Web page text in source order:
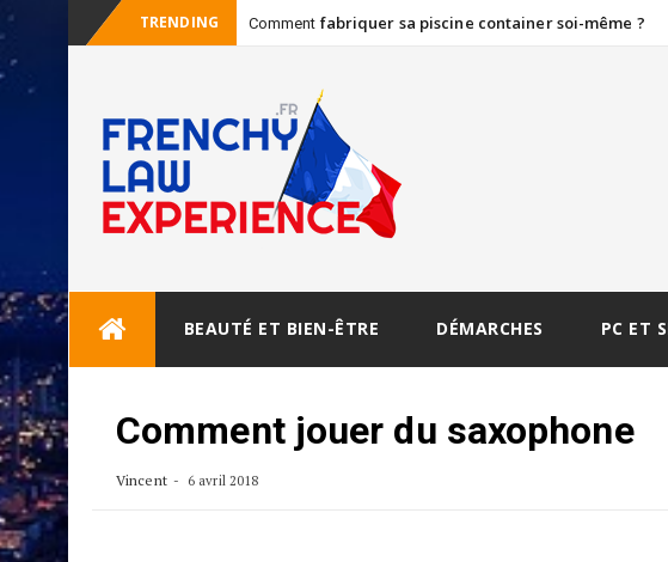
TRENDING Comment fabriquer sa piscine container soi-même ?
BEAUTÉ ET BIEN-ÊTRE DÉMARCHES PC ET
Comment jouer du saxophone
Vincent 6 avril 2018